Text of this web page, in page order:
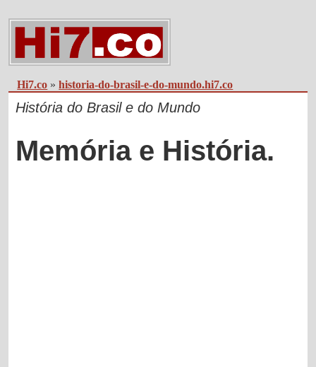
Hi7.co »historia-do-brasil-e-do-mundo.hi7.co
História do Brasil e do Mundo
Memória e História.